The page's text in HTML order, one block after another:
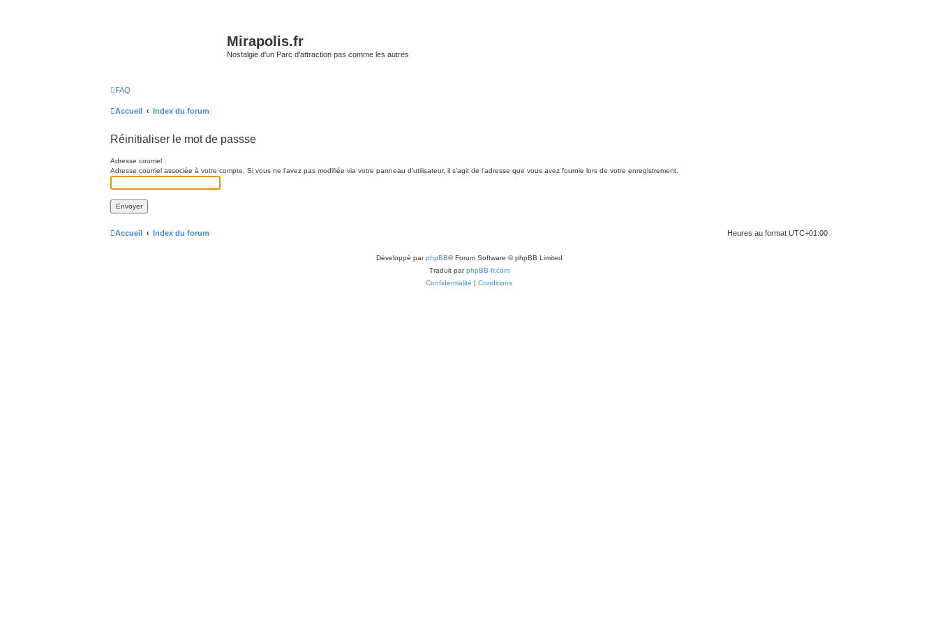
Mirapolis.fr
Nostalgie d'un Parc d'attraction pas comme les autres
FAQ
Accueil Index du forum
Réinitialiser le mot de passse
Adresse courriel :
Adresse courriel associée à votre compte. Si vous ne l’avez pas modifiée via votre panneau d’utilisateur, il s’agit de l’adresse que vous avez fournie lors de votre enregistrement.
Accueil Index du forum Heures au format UTC+01:00
Développé parphpBB® Forum Software © phpBB Limited
Traduit parphpBB-fr.com
Confidentialité | Conditions